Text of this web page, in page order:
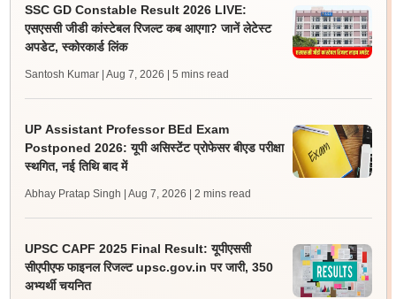
SSC GD Constable Result 2026 LIVE:
एसएससी जीडी कांस्टेबल रिजल्ट कब आएगा? जानें लेटेस्ट
अपडेट, स्कोरकार्ड लिंक
Santosh Kumar | Aug 7, 2026 | 5 mins read
UP Assistant Professor BEd Exam
Postponed 2026: यूपी असिस्टेंट प्रोफेसर बीएड परीक्षा
स्थगित, नई तिथि बाद में
Abhay Pratap Singh | Aug 7, 2026 | 2 mins read
UPSC CAPF 2025 Final Result: यूपीएससी
सीएपीएफ फाइनल रिजल्ट upsc.gov.in पर जारी, 350
अभ्यर्थी चयनित